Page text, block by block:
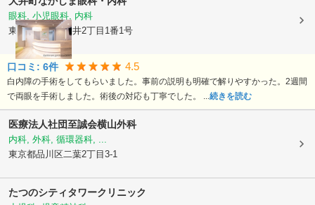
眼科, 小児眼科, 内科
東京都品川区大井2丁目1番1号
口コミ: 6件 4.5
白内障の手術をしてもらいました。事前の説明も明確で解りやすかった。2週間
で両眼を手術しました。術後の対応も丁寧でした。 ...続きを読む
医療法人社団至誠会横山外科
内科, 外科, 循環器科, ...
東京都品川区二葉2丁目3-1
たつのシティタワークリニック